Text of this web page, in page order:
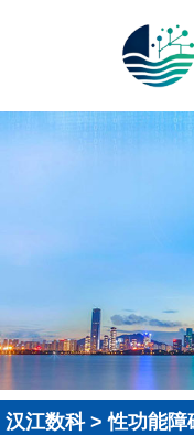
汉江数科>性功能障